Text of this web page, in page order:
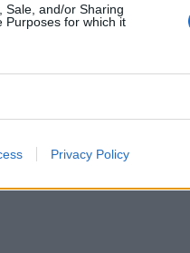
Sale, and/or Sharing
Purposes for which it
Privacy Policy